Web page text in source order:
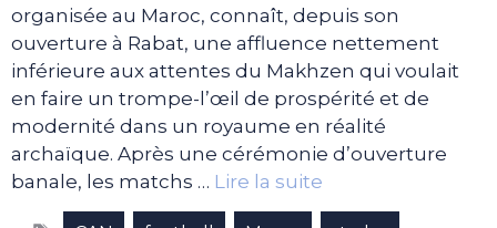
organisée au Maroc, connaît, depuis son
ouverture à Rabat, une affluence nettement
inférieure aux attentes du Makhzen qui voulait
en faire un trompe-l’œil de prospérité et de
modernité dans un royaume en réalité
archaïque. Après une cérémonie d’ouverture
banale, les matchs … Lire la suite